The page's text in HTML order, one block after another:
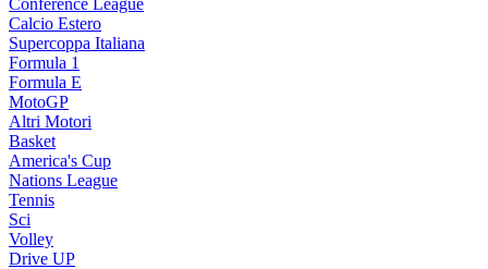
Conference League
Calcio Estero
Supercoppa Italiana
Formula 1
Formula E
MotoGP
Altri Motori
Basket
America's Cup
Nations League
Tennis
Sci
Volley
Drive UP